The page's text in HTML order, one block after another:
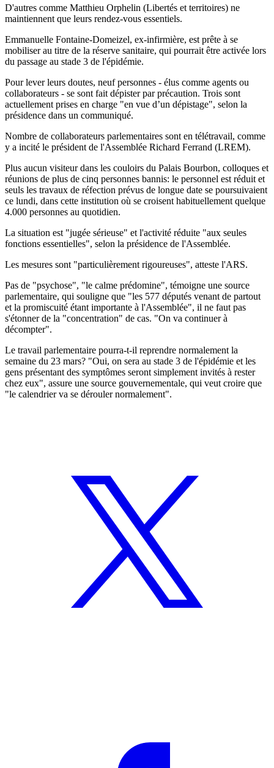
D'autres comme Matthieu Orphelin (Libertés et territoires) ne
maintiennent que leurs rendez-vous essentiels.
Emmanuelle Fontaine-Domeizel, ex-infirmière, est prête à se
mobiliser au titre de la réserve sanitaire, qui pourrait être activée lors
du passage au stade 3 de l'épidémie.
Pour lever leurs doutes, neuf personnes - élus comme agents ou
collaborateurs - se sont fait dépister par précaution. Trois sont
actuellement prises en charge "en vue d’un dépistage", selon la
présidence dans un communiqué.
Nombre de collaborateurs parlementaires sont en télétravail, comme
y a incité le président de l'Assemblée Richard Ferrand (LREM).
Plus aucun visiteur dans les couloirs du Palais Bourbon, colloques et
réunions de plus de cinq personnes bannis: le personnel est réduit et
seuls les travaux de réfection prévus de longue date se poursuivaient
ce lundi, dans cette institution où se croisent habituellement quelque
4.000 personnes au quotidien.
La situation est "jugée sérieuse" et l'activité réduite "aux seules
fonctions essentielles", selon la présidence de l'Assemblée.
Les mesures sont "particulièrement rigoureuses", atteste l'ARS.
Pas de "psychose", "le calme prédomine", témoigne une source
parlementaire, qui souligne que "les 577 députés venant de partout
et la promiscuité étant importante à l'Assemblée", il ne faut pas
s'étonner de la "concentration" de cas. "On va continuer à
décompter".
Le travail parlementaire pourra-t-il reprendre normalement la
semaine du 23 mars? "Oui, on sera au stade 3 de l'épidémie et les
gens présentant des symptômes seront simplement invités à rester
chez eux", assure une source gouvernementale, qui veut croire que
"le calendrier va se dérouler normalement".